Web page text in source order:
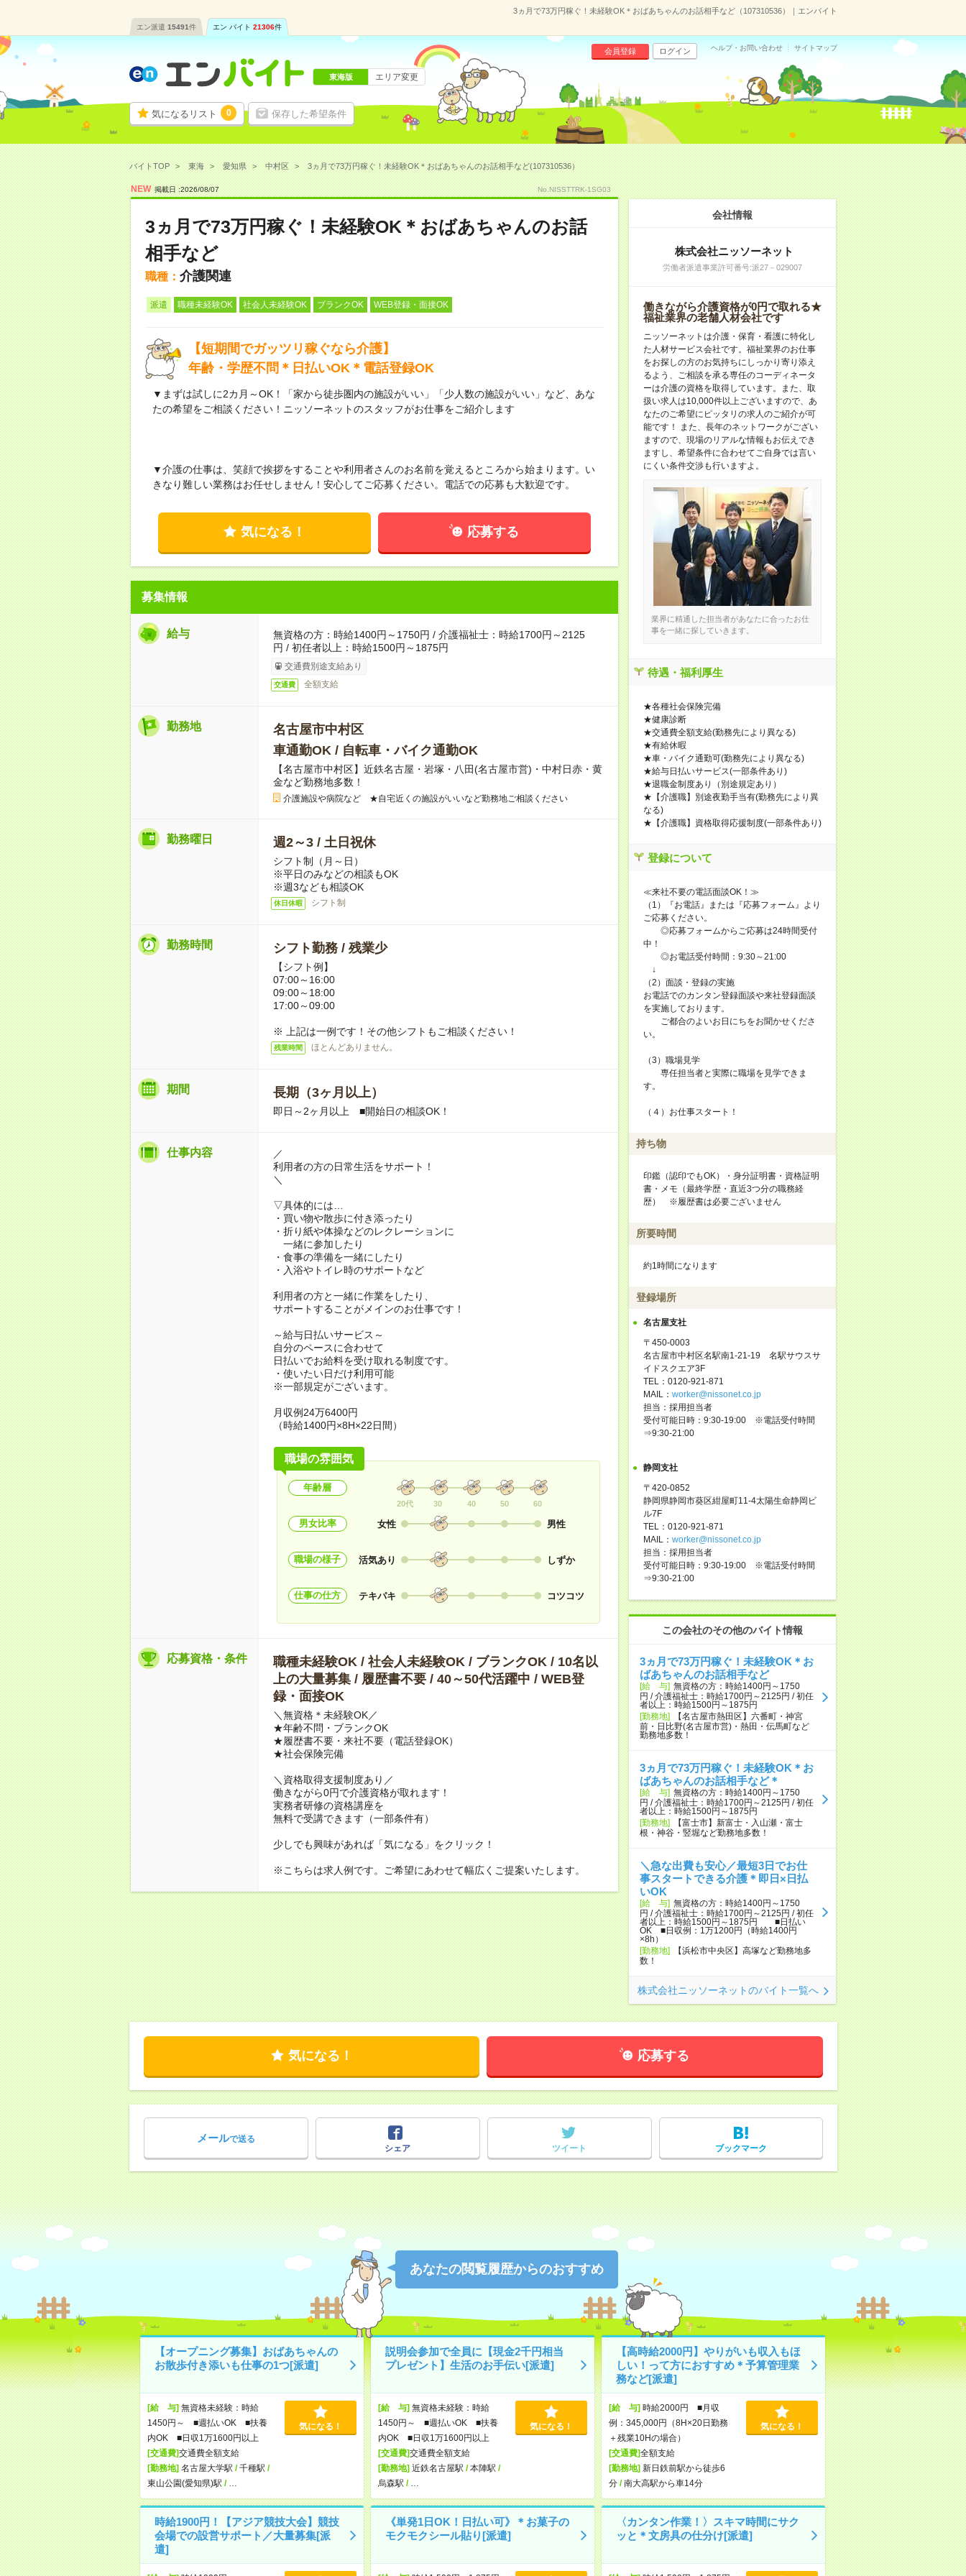
3ヵ月で73万円稼ぐ！未経験OK＊おばあちゃんのお話相手など（107310536）｜エンバイト
エン派遣 15491件 エン バイト 21306件
気になるリスト 0 保存した希望条件
会員登録 ログイン ヘルプ・お問い合わせ サイトマップ
東海版 エリア変更
バイトTOP 東海 愛知県 中村区 3ヵ月で73万円稼ぐ！未経験OK＊おばあちゃんのお話相手など(107310536）
NEW 掲載日 :2026/08/07 No.NISSTTRK-1SG03
3ヵ月で73万円稼ぐ！未経験OK＊おばあちゃんのお話
相手など
職種： 介護関連
派遣 職種未経験OK 社会人未経験OK ブランクOK WEB登録・面接OK
【短期間でガッツリ稼ぐなら介護】
年齢・学歴不問＊日払いOK＊電話登録OK
▼まずは試しに2カ月～OK！「家から徒歩圏内の施設がいい」「少人数の施設がいい」など、あな
たの希望をご相談ください！ニッソーネットのスタッフがお仕事をご紹介します
▼介護の仕事は、笑顔で挨拶をすることや利用者さんのお名前を覚えるところから始まります。い
きなり難しい業務はお任せしません！安心してご応募ください。電話での応募も大歓迎です。
気になる！ 応募する
募集情報
給与
無資格の方：時給1400円～1750円 / 介護福祉士：時給1700円～2125
円 / 初任者以上：時給1500円～1875円
交通費別途支給あり
交通費 全額支給
勤務地
名古屋市中村区
車通勤OK / 自転車・バイク通勤OK
【名古屋市中村区】近鉄名古屋・岩塚・八田(名古屋市営)・中村日赤・黄
金など勤務地多数！
介護施設や病院など ★自宅近くの施設がいいなど勤務地ご相談ください
勤務曜日 週2～3 / 土日祝休
シフト制（月～日）
※平日のみなどの相談もOK
※週3なども相談OK
休日休暇 シフト制
勤務時間 シフト勤務 / 残業少
【シフト例】
07:00～16:00
09:00～18:00
17:00～09:00
※ 上記は一例です！その他シフトもご相談ください！
残業時間 ほとんどありません。
期間 長期（3ヶ月以上）
即日～2ヶ月以上 ■開始日の相談OK！
仕事内容
／
利用者の方の日常生活をサポート！
＼
▽具体的には…
・買い物や散歩に付き添ったり
・折り紙や体操などのレクレーションに
一緒に参加したり
・食事の準備を一緒にしたり
・入浴やトイレ時のサポートなど
利用者の方と一緒に作業をしたり、
サポートすることがメインのお仕事です！
～給与日払いサービス～
自分のペースに合わせて
日払いでお給料を受け取れる制度です。
・使いたい日だけ利用可能
※一部規定がございます。
月収例24万6400円
（時給1400円×8H×22日間）
職場の雰囲気
年齢層
20代 30 40 50 60
男女比率 女性 男性
職場の様子 活気あり しずか
仕事の仕方 テキパキ コツコツ
応募資格・条件
職種未経験OK / 社会人未経験OK / ブランクOK / 10名以
上の大量募集 / 履歴書不要 / 40～50代活躍中 / WEB登
録・面接OK
＼無資格＊未経験OK／
★年齢不問・ブランクOK
★履歴書不要・来社不要（電話登録OK）
★社会保険完備
＼資格取得支援制度あり／
働きながら0円で介護資格が取れます！
実務者研修の資格講座を
無料で受講できます（一部条件有）
少しでも興味があれば「気になる」をクリック！
※こちらは求人例です。ご希望にあわせて幅広くご提案いたします。
会社情報
株式会社ニッソーネット
労働者派遣事業許可番号:派27－029007
働きながら介護資格が0円で取れる★
福祉業界の老舗人材会社です
ニッソーネットは介護・保育・看護に特化し
た人材サービス会社です。福祉業界のお仕事
をお探しの方のお気持ちにしっかり寄り添え
るよう、ご相談を承る専任のコーディネータ
ーは介護の資格を取得しています。また、取
扱い求人は10,000件以上ございますので、あ
なたのご希望にピッタリの求人のご紹介が可
能です！ また、長年のネットワークがござい
ますので、現場のリアルな情報もお伝えでき
ますし、希望条件に合わせてご自身では言い
にくい条件交渉も行いますよ。
業界に精通した担当者があなたに合ったお仕
事を一緒に探していきます。
待遇・福利厚生
★各種社会保険完備
★健康診断
★交通費全額支給(勤務先により異なる)
★有給休暇
★車・バイク通勤可(勤務先により異なる)
★給与日払いサービス(一部条件あり)
★退職金制度あり（別途規定あり）
★【介護職】別途夜勤手当有(勤務先により異
なる)
★【介護職】資格取得応援制度(一部条件あり)
登録について
≪来社不要の電話面談OK！≫
（1）『お電話』または『応募フォーム』より
ご応募ください。
◎応募フォームからご応募は24時間受付
中！
◎お電話受付時間：9:30～21:00
↓
（2）面談・登録の実施
お電話でのカンタン登録面談や来社登録面談
を実施しております。
ご都合のよいお日にちをお聞かせくださ
い。
（3）職場見学
専任担当者と実際に職場を見学できま
す。
（４）お仕事スタート！
持ち物
印鑑（認印でもOK）・身分証明書・資格証明
書・メモ（最終学歴・直近3つ分の職務経
歴） ※履歴書は必要ございません
所要時間
約1時間になります
登録場所
名古屋支社
〒450-0003
名古屋市中村区名駅南1-21-19 名駅サウスサ
イドスクエア3F
TEL：0120-921-871
MAIL： worker@nissonet.co.jp
担当：採用担当者
受付可能日時：9:30-19:00 ※電話受付時間
⇒9:30-21:00
静岡支社
〒420-0852
静岡県静岡市葵区紺屋町11-4太陽生命静岡ビ
ル7F
TEL：0120-921-871
MAIL： worker@nissonet.co.jp
担当：採用担当者
受付可能日時：9:30-19:00 ※電話受付時間
⇒9:30-21:00
この会社のその他のバイト情報
3ヵ月で73万円稼ぐ！未経験OK＊お
ばあちゃんのお話相手など
[給 与] 無資格の方：時給1400円～1750
円 / 介護福祉士：時給1700円～2125円 / 初任
者以上：時給1500円～1875円
[勤務地]
【名古屋市熱田区】六番町・神宮
前・日比野(名古屋市営)・熱田・伝馬町など
勤務地多数！
3ヵ月で73万円稼ぐ！未経験OK＊お
ばあちゃんのお話相手など＊
[給 与] 無資格の方：時給1400円～1750
円 / 介護福祉士：時給1700円～2125円 / 初任
者以上：時給1500円～1875円
[勤務地]
【富士市】新富士・入山瀬・富士
根・神谷・竪堀など勤務地多数！
＼急な出費も安心／最短3日でお仕
事スタートできる介護＊即日×日払
いOK
[給 与] 無資格の方：時給1400円～1750
円 / 介護福祉士：時給1700円～2125円 / 初任
者以上：時給1500円～1875円 ■日払い
OK ■日収例：1万1200円（時給1400円
×8h）
[勤務地]
【浜松市中央区】高塚など勤務地多
数！
株式会社ニッソーネットのバイト一覧へ
気になる！ 応募する
メールで送る
シェア
ツイート ブックマーク
あなたの閲覧履歴からのおすすめ
【オープニング募集】おばあちゃんの
お散歩付き添いも仕事の1つ[派遣]
[給 与]無資格未経験：時給
1450円～ ■週払いOK ■扶養
内OK ■日収1万1600円以上
[交通費]交通費全額支給
[勤務地]名古屋大学駅 /千種駅 /
東山公園(愛知県)駅 /
気になる！
説明会参加で全員に【現金2千円相当
プレゼント】生活のお手伝い[派遣]
[給 与]無資格未経験：時給
1450円～ ■週払いOK ■扶養
内OK ■日収1万1600円以上
[交通費]交通費全額支給
[勤務地]近鉄名古屋駅 /本陣駅 /
烏森駅 /
気になる！
【高時給2000円】やりがいも収入もほ
しい！って方におすすめ＊予算管理業
務など[派遣]
[給 与]時給2000円 ■月収
例：345,000円（8H×20日勤務
＋残業10Hの場合）
[交通費]全額支給
[勤務地]新日鉄前駅から徒歩6
分/南大高駅から車14分
気になる！
時給1900円！【アジア競技大会】競技
会場での設営サポート／大量募集[派
遣]
《単発1日OK！日払い可》＊お菓子の
モクモクシール貼り[派遣]
〈カンタン作業！〉スキマ時間にサク
ッと＊文房具の仕分け[派遣]